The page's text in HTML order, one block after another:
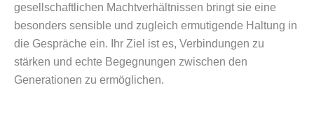
gesellschaftlichen Machtverhältnissen bringt sie eine
besonders sensible und zugleich ermutigende Haltung in
die Gespräche ein. Ihr Ziel ist es, Verbindungen zu
stärken und echte Begegnungen zwischen den
Generationen zu ermöglichen.